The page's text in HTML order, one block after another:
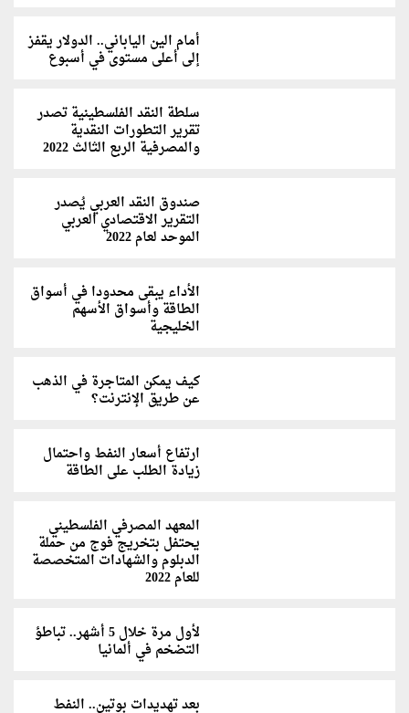
أمام الين الياباني.. الدولار يقفز
إلى أعلى مستوى في أسبوع
سلطة النقد الفلسطينية تصدر
تقرير التطورات النقدية
والمصرفية الربع الثالث 2022
صندوق النقد العربي يُصدر
التقرير الاقتصادي العربي
الموحد لعام 2022
الأداء يبقى محدودا في أسواق
الطاقة وأسواق الأسهم
الخليجية
كيف يمكن المتاجرة في الذهب
عن طريق الإنترنت؟
ارتفاع أسعار النفط واحتمال
زيادة الطلب على الطاقة
المعهد المصرفي الفلسطيني
يحتفل بتخريج فوج من حملة
الدبلوم والشهادات المتخصصة
للعام 2022
لأول مرة خلال 5 أشهر.. تباطؤ
التضخم في ألمانيا
بعد تهديدات بوتين.. النفط